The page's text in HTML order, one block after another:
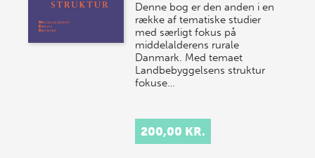
Denne bog er den anden i en
række af tematiske studier
med særligt fokus på
middelalderens rurale
Danmark. Med temaet
Landbebyggelsens struktur
fokuse…
200,00 KR.